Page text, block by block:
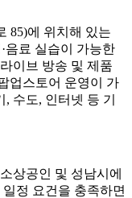
85)에 위치해 있는
음료 실습이 가능한
이브 방송 및 제품
업스토어 운영이 가
수도, 인터넷 등 기
상공인 및 성남시에
정 요건을 충족하면